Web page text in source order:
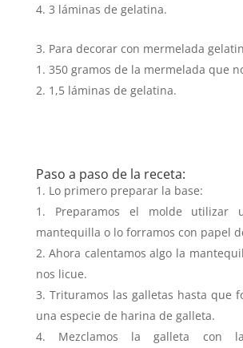
3 láminas de gelatina.
Para decorar con mermelada
350 gramos de la mermelada que
1,5 láminas de gelatina.
Paso a paso de la receta:
Lo primero preparar la base:
Preparamos el molde utilizar
mantequilla o lo forramos con papel
Ahora calentamos algo la
nos licue.
Trituramos las galletas hasta que
una especie de harina de galleta.
Mezclamos la galleta con